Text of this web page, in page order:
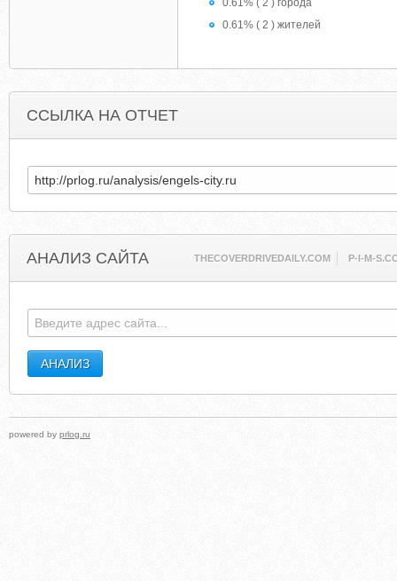
0.61% ( 2 ) города
0.61% ( 2 ) жителей
ССЫЛКА НА ОТЧЕТ
АНАЛИЗ САЙТА THECOVERDRIVEDAILY.COM P-I-M-
powered by prlog.ru